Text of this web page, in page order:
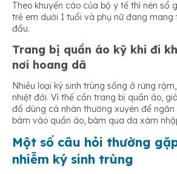
Theo khuyến cáo của bộ y tế thì nên sổ
trẻ em dưới 1 tuổi và phụ nữ đang mang
đầu.
Trang bị quần áo kỹ khi đi
nơi hoang dã
Nhiều loại ký sinh trùng sống ở rừng
nhiệt đới. Vì thế cần trang bị quần áo,
đồ dùng cá nhân thường xuyên để ngăn
bám vào quần áo, bám qua da xâm
Một số câu hỏi thường
nhiễm ký sinh trùng